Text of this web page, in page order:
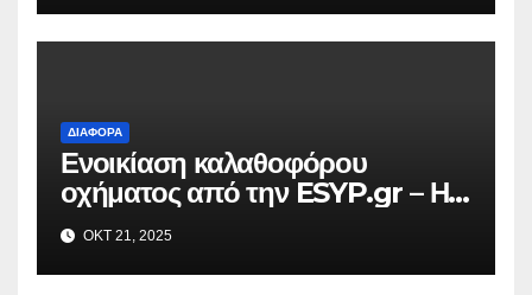
ΔΙΆΦΟΡΑ
Ενοικίαση καλαθοφόρου
οχήματος από την ESYP.gr – Η
αξιόπιστη λύση για κάθε εργασία
σε ύψος
ΟΚΤ 21, 2025